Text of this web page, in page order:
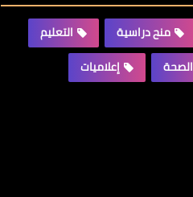
منح دراسية
التعليم
الصحة إعلاميات